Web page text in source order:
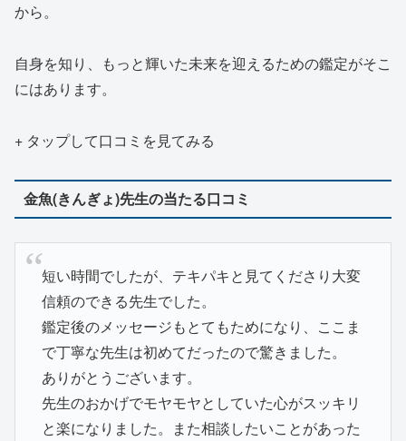
から。
自身を知り、もっと輝いた未来を迎えるための鑑定がそこ
にはあります。
+ タップして口コミを見てみる
金魚(きんぎょ)先生の当たる口コミ
短い時間でしたが、テキパキと見てくださり大変
信頼のできる先生でした。
鑑定後のメッセージもとてもためになり、ここま
で丁寧な先生は初めてだったので驚きました。
ありがとうございます。
先生のおかげでモヤモヤとしていた心がスッキリ
と楽になりました。また相談したいことがあった